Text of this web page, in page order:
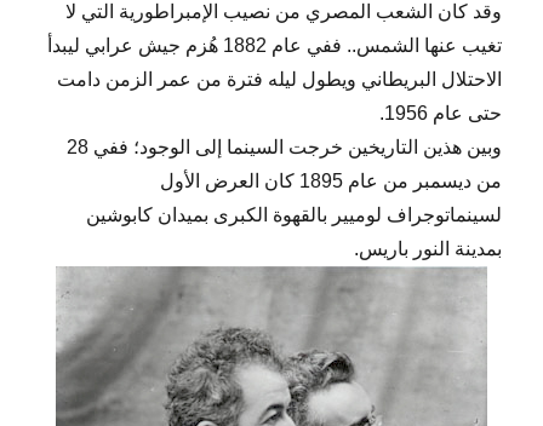
وقد كان الشعب المصري من نصيب الإمبراطورية التي لا
تغيب عنها الشمس.. ففي عام 1882 هُزم جيش عرابي ليبدأ
الاحتلال البريطاني ويطول ليله فترة من عمر الزمن دامت
حتى عام 1956.
وبين هذين التاريخين خرجت السينما إلى الوجود؛ ففي 28
من ديسمبر من عام 1895 كان العرض الأول
لسينماتوجراف لوميير بالقهوة الكبرى بميدان كابوشين
بمدينة النور باريس.